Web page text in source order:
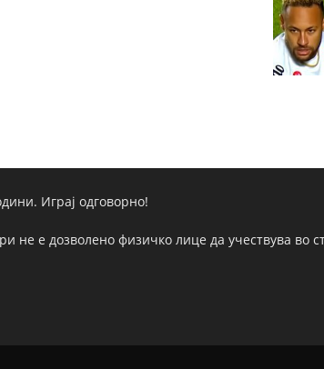
Играј одговорно!
не е дозволено физичко лице да учествува во